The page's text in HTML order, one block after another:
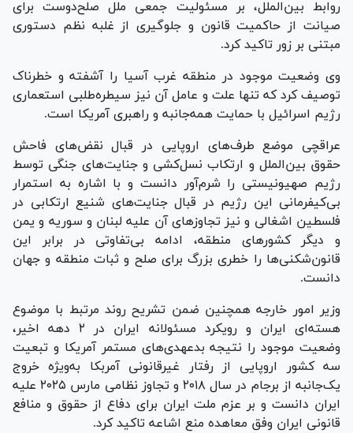
روابط بین‌الملل، بر مسئولیت جمعی ملل صلح‌دوست برای
صیانت از حاکمیت قانون و جلوگیری از غلبه نظم دستوری
مبتنی بر زور تاکید کرد.
وی وضعیت موجود در منطقه غرب آسیا را آشفته و خطرناک
توصیف کرد که تنها علت و عامل آن نیز سیطره‌طلبی استعماری
رژیم اسرائیل با حمایت همه‌جانبه و راهبری آمریکا است.
عراقچی موضع طرف‌های اروپایی در قبال نقض‌های فاحش
حقوق بین‌الملل و ارتکاب نسل‌کشی و جنایت‌های جنگی توسط
رژیم صهیونیستی را شرم‌آور دانست و با اشاره به استمرار
بی‌کیفرمانی این رژیم در قبال جنایت‌های شنیع ارتکابی در
فلسطین اشغالی و نیز تجاوزهای آن علیه لبنان و سوریه و یمن
و دیگر کشورهای منطقه، ادامه بی‌تفاوتی در برابر این
قانون‌شکنی‌ها را خطری بزرگ برای صلح و ثبات منطقه و جهان
دانست.
وزیر امور خارجه همچنین ضمن تشریح روند مرتبط با موضوع
هسته‌ای ایران و رویکرد مسئولانه ایران در ۲ دهه اخیر،
وضعیت موجود را نتیجه بدعهدی‌های مستمر آمریکا و تبعیت
سه کشور اروپایی از رفتار غیرقانونی آمربکا به‌ویژه خروج
یک‌جانبه از برجام در سال ۲۰۱۸ و تجاوز نظامی مارس ۲۰۲۵ علیه
ایران دانست و بر عزم ملت ایران برای دفاع از حقوق و منافع
قانونی ایران وفق معاهده منع اشاعه تاکید کرد.